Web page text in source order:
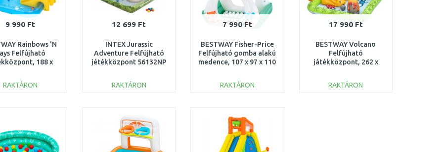
9 990 Ft
Rainbows 'N
Felfújható
188 x
RAKTÁRON
12 699 Ft
INTEX Jurassic
Adventure Felfújható
jétékközpont 56132NP
RAKTÁRON
7 990 Ft
BESTWAY Fisher-Price
Felfújható gomba alakú
medence, 107 x 97 x 110
RAKTÁRON
17 990 Ft
BESTWAY Volcano
Felfújható
játékközpont, 262 x
RAKTÁRON